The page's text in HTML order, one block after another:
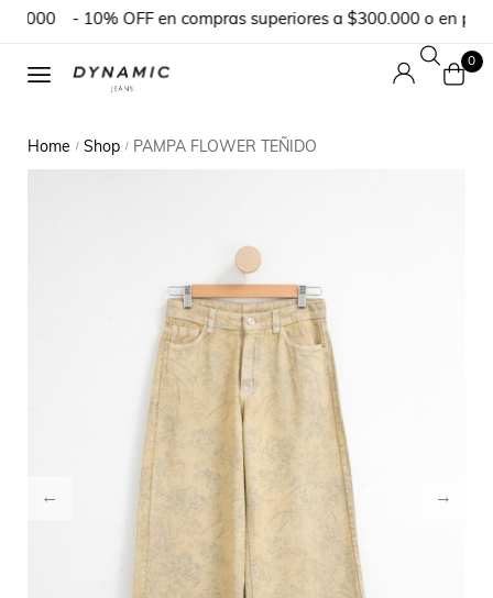
- 10% OFF en compras superiores a $300.000 o en
0
Home / Shop / PAMPA FLOWER TEÑIDO